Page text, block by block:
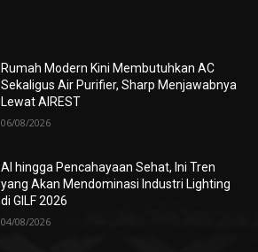
Rumah Modern Kini Membutuhkan AC
Sekaligus Air Purifier, Sharp Menjawabnya
Lewat AIREST
06/08/2026
AI hingga Pencahayaan Sehat, Ini Tren
yang Akan Mendominasi Industri Lighting
di GILF 2026
04/08/2026